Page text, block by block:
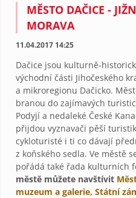
MĚSTO DAČICE -
MORAVA
11.04.2017 14:25
Dačice jsou kulturně-
východní části Jihočeského
a mikroregionu Dačicko.
branou do zajímavých
Podyjí a nedaleké České
přijdou vyznavači pěší
cykloturisté i ti co dávají
z koňského sedla. Ve městě
pořádá také řada kulturních
městě můžete navštívit
muzeum a galerie, Státní